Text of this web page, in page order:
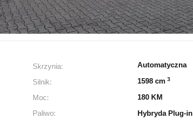
Skrzynia:
Silnik:
Moc:
Paliwo:
Automatyczna
1598 cm3
180 KM
Hybryda Plug-in